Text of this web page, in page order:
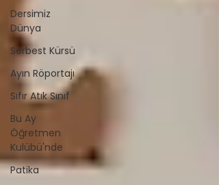
Dersimiz
Dünya
Serbest Kürsü
Ayın Röportajı
Sıfır Atık Sınıf
Bu Ay
Öğretmen
Kulübü'nde
Patika